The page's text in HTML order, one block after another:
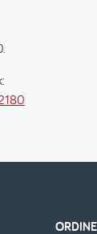
ORDINE